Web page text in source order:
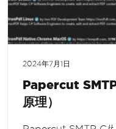
2024年7月1日
Papercut
原理）